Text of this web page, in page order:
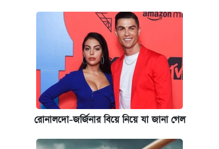
যুক্তরাষ্ট্র থেকে আরও ২৩ বাংলাদেশিকে দেশে
ফেরত পাঠানো হলো
ইপিএস প্রকাশ করেছে ঢাকা ব্যাংক
রোনালদো-জর্জিনার বিয়ে নিয়ে যা জানা গেল